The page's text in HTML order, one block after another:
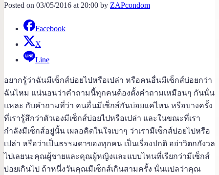
Posted on 03/05/2016 at 20:00 by ZAPcondom
Facebook
X
Line
อยากรู้ว่าฉันมีเซ็กส์บ่อยไปหรือเปล่า หรือคนอื่นมีเซ็กส์บ่อยกว่า
ฉันไหม แน่นอนว่าคำถามนี้ทุกคนต้องตั้งคำถามเหมือนๆ กันนั่น
แหละ กับคำถามที่ว่า คนอื่นมีเซ็กส์กันบ่อยแค่ไหน หรือบางครั้ง
ที่เรารู้สึกว่าตัวเองมีเซ็กส์บ่อยไปหรือเปล่า และในขณะที่เรา
กำลังมีเซ็กส์อยู่นั้น เผลอคิดในใจเบาๆ ว่าเรามีเซ็กส์บ่อยไปหรือ
เปล่า หรือว่าเป็นธรรมดาของทุกคน เป็นเรื่องปกติ อย่าวิตกกังวล
ไปเลยนะคุณผู้ชายและคุณผู้หญิงและแบบไหนที่เรียกว่ามีเซ็กส์
บ่อยเกินไป ถ้าหนึ่งวันคุณมีเซ็กส์เกินสามครั้ง นั่นแปลว่าคุณ